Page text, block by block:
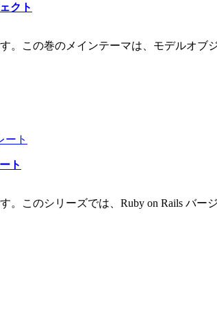
クト
。この巻のメインテーマは、モデルオブ
ト
。このシリーズでは、Ruby on Rails バ